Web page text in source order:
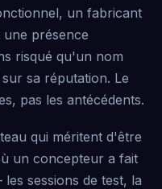
un fabricant
une présence
risqué qu'un nom
sa réputation. Le
pas les antécédents.
qui méritent d'être
un concepteur a fait
sessions de test, la